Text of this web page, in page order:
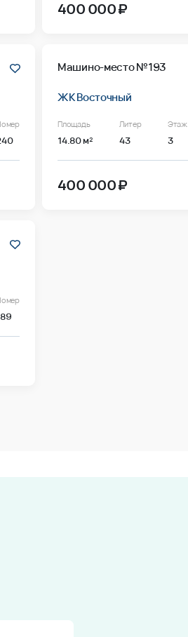
400 000 ₽
Машино-место №193
ЖК Восточный
Площадь
14.80 м²
Литер
43
Этаж
3
400 000 ₽